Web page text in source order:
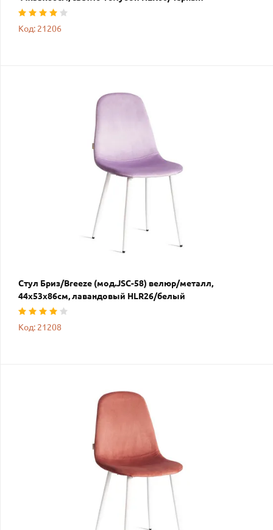
Код: 21206
Стул Бриз/Breeze (мод.JSC-58) велюр/металл,
44х53х86см, лавандовый HLR26/белый
Код: 21208